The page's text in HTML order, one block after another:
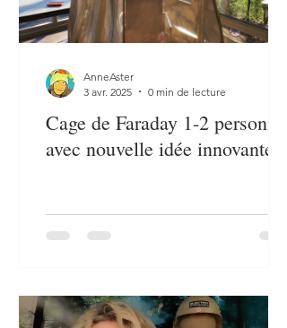
Cage de Faraday 1-2 personnes
avec nouvelle idée innovante.
AnneAster
3 avr. 2025
0 min de lecture